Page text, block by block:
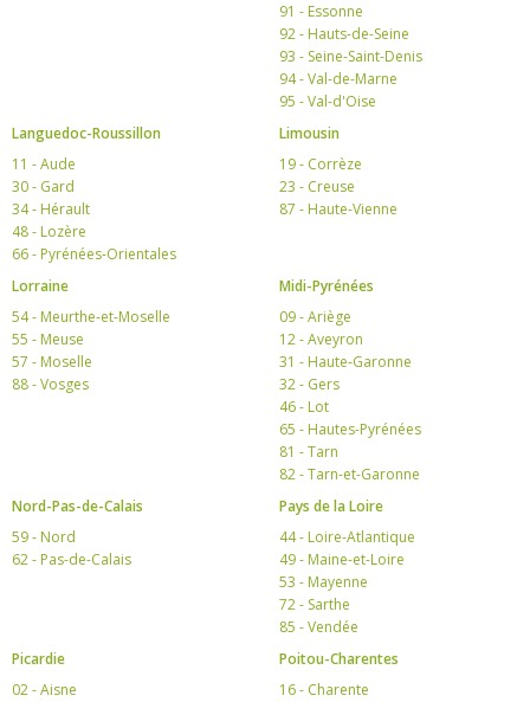
91 - Essonne
92 - Hauts-de-Seine
93 - Seine-Saint-Denis
94 - Val-de-Marne
95 - Val-d'Oise
Languedoc-Roussillon
11 - Aude
30 - Gard
34 - Hérault
48 - Lozère
66 - Pyrénées-Orientales
Limousin
19 - Corrèze
23 - Creuse
87 - Haute-Vienne
Lorraine
54 - Meurthe-et-Moselle
55 - Meuse
57 - Moselle
88 - Vosges
Midi-Pyrénées
09 - Ariège
12 - Aveyron
31 - Haute-Garonne
32 - Gers
46 - Lot
65 - Hautes-Pyrénées
81 - Tarn
82 - Tarn-et-Garonne
Nord-Pas-de-Calais
59 - Nord
62 - Pas-de-Calais
Pays de la Loire
44 - Loire-Atlantique
49 - Maine-et-Loire
53 - Mayenne
72 - Sarthe
85 - Vendée
Picardie
02 - Aisne
Poitou-Charentes
16 - Charente